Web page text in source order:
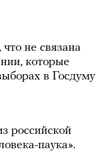
не связана
которые
в Госдуму
российской
паука».